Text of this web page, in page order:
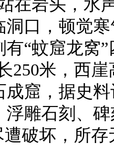
在岩头，水
洞口，顿觉
“蚊窟龙窝
250米，西
成窟，据史
浮雕石刻、
遭破坏，所